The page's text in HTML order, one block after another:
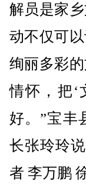
解员是家
动不仅可
绚丽多彩
情怀，把‘
好。”宝丰
长张玲玲
者 李万鹏